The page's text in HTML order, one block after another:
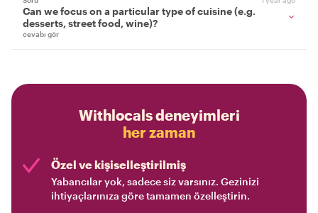
Can we focus on a particular type of cuisine (e.g.
desserts, street food, wine)?
cevabı gör
Withlocals deneyimleri
her zaman
Özel ve kişiselleştirilmiş
Yabancılar yok, sadece siz varsınız. Gezinizi
ihtiyaçlarınıza göre tamamen özelleştirin.